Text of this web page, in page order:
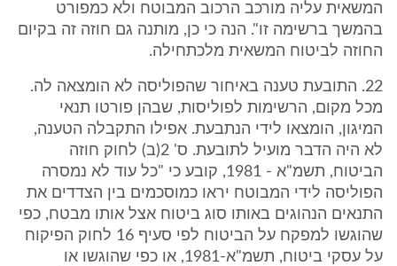
המשאית עליה מורכב הרכוב המבוטח ולא כמפורט
בהמשך ברשימה זו". הנה כי כן, מותנה גם חוזה זה בקיום
החוזה לביטוח המשאית מלכתחילה.
22. התובעת טענה באיחור שהפוליסה לא הומצאה לה.
מכל מקום, הרשימות לפוליסות, שבהן פורטו תנאי
המיגון, הומצאו לידי הנתבעת. אפילו התקבלה הטענה,
לא היה הדבר מועיל לתובעת. ס' 2(ב) לחוק חוזה
הביטוח, תשמ"א - 1981, קובע כי "כל עוד לא נמסרה
הפוליסה לידי המבוטח יראו כמוסכמים בין הצדדים את
התנאים הנהוגים באותו סוג ביטוח אצל אותו מבטח, כפי
שהוגשו למפקח על הביטוח לפי סעיף 16 לחוק הפיקוח
על עסקי ביטוח, תשמ"א-1981, או כפי שהוגשו או